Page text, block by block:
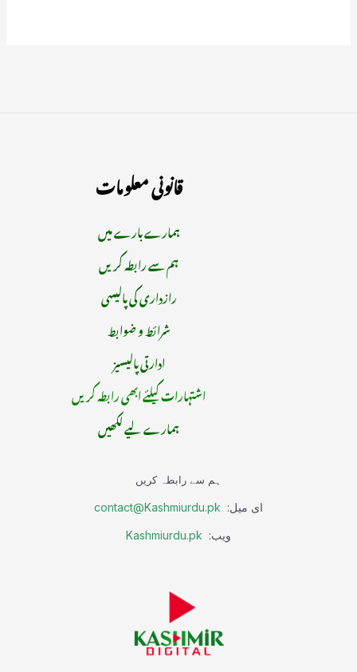
قانونی معلومات
ہمارے بارے میں
ہم سے رابطہ کریں
رازداری کی پالیسی
شرائط و ضوابط
ادارتی پالیسیز
اشتہارات کیلئے ابھی رابطہ کریں
ہمارے لیے لکھیں
ہم سے رابطہ کریں
ای میل: contact@Kashmiurdu.pk
ویب: Kashmiurdu.pk